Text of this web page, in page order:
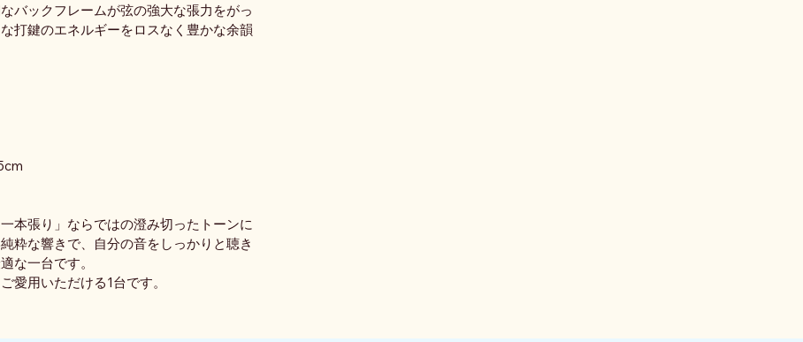
バックフレームが弦の強大な張力をがっ
打鍵のエネルギーをロスなく豊かな余韻
本張り」ならではの澄み切ったトーンに
粋な響きで、自分の音をしっかりと聴き
な一台です。
愛用いただける1台です。